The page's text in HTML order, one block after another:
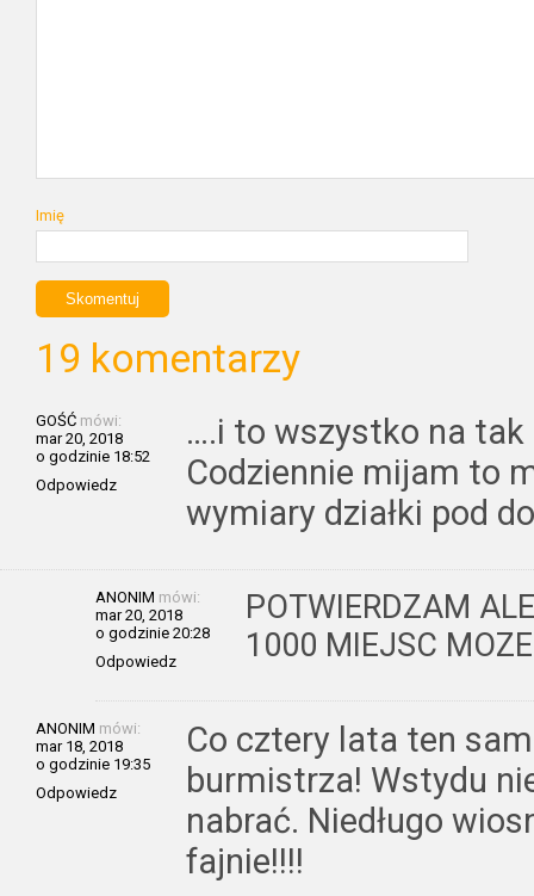
Imię
19 komentarzy
GOŚĆ mówi:
mar 20, 2018
o godzinie 18:52
Odpowiedz
….i to wszystko na tak
Codziennie mijam to
wymiary działki pod
ANONIM mówi:
mar 20, 2018
o godzinie 20:28
Odpowiedz
POTWIERDZAM
1000 MIEJSC
ANONIM mówi:
mar 18, 2018
o godzinie 19:35
Odpowiedz
Co cztery lata ten
burmistrza! Wstydu
nabrać. Niedługo
fajnie!!!!